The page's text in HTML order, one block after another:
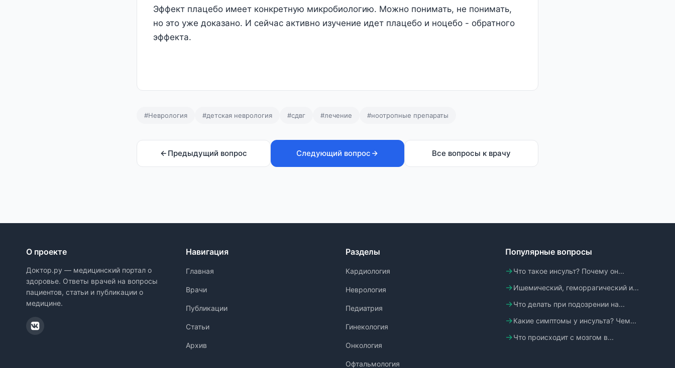
Эффект плацебо имеет конкретную микробиологию. Можно понимать, не понимать,
но это уже доказано. И сейчас активно изучение идет плацебо и ноцебо - обратного
эффекта.
#Неврология #детская неврология #сдвг #лечение #ноотропные препараты
Предыдущий вопрос Следующий вопрос Все вопросы к врачу
О проекте
Доктор.ру — медицинский портал о
здоровье. Ответы врачей на вопросы
пациентов, статьи и публикации о
медицине.
Навигация
Главная
Врачи
Публикации
Статьи
Архив
Разделы
Кардиология
Неврология
Педиатрия
Гинекология
Онкология
Офтальмология
Популярные вопросы
Что такое инсульт? Почему он...
Ишемический, геморрагический и...
Что делать при подозрении на...
Какие симптомы у инсульта? Чем...
Что происходит с мозгом в...